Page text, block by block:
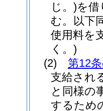
じ。)を借
む。以下
使用料を
く。)
(2)
第12
支給され
と同様の
するため